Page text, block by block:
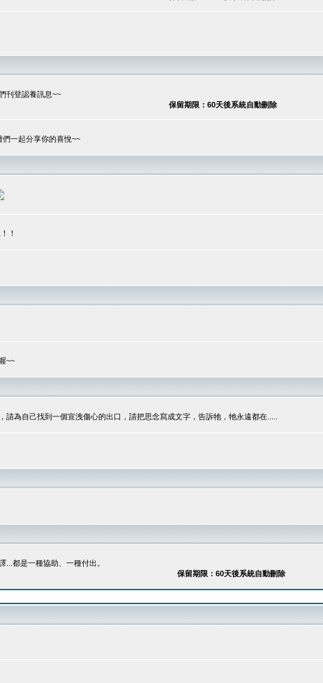
刊登認養訊息~~
保留期限：60天後系統自動刪除
一起分享你的喜悅~~
！
~~
為自己找到一個宣洩傷心的出口，請把思念寫成文字，告訴牠，牠永遠都在.....
都是一種協助、一種付出。
保留期限：60天後系統自動刪除